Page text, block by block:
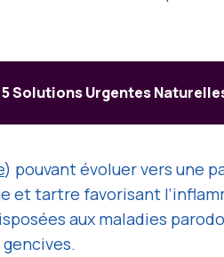
5 Solutions Urgentes
) pouvant évoluer vers une
et tartre favorisant
aux maladies